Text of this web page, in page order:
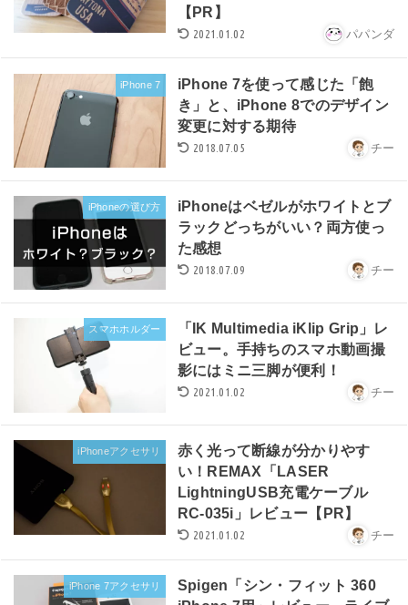
【PR】
2021.01.02 パパンダ
iPhone 7
iPhone 7を使って感じた「飽
き」と、iPhone 8でのデザイン
変更に対する期待
2018.07.05 チー
iPhoneの選び方
iPhoneはベゼルがホワイトとブ
ラックどっちがいい？両方使っ
た感想
2018.07.09 チー
スマホホルダー
「IK Multimedia iKlip Grip」レ
ビュー。手持ちのスマホ動画撮
影にはミニ三脚が便利！
2021.01.02 チー
iPhoneアクセサリ
赤く光って断線が分かりやす
い！REMAX「LASER
LightningUSB充電ケーブル
RC-035i」レビュー【PR】
2021.01.02 チー
iPhone 7アクセサリ
Spigen「シン・フィット 360